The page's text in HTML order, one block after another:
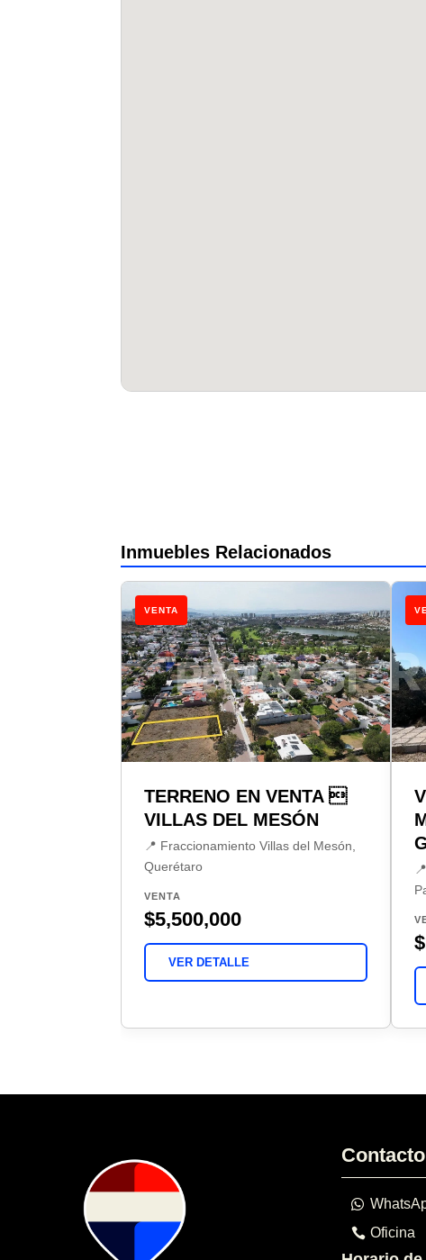
Inmuebles Relacionados
VENTA
TERRENO EN VENTA 
VILLAS DEL MESÓN
📍 Fraccionamiento Villas del Mesón,
Querétaro
VENTA
$5,500,000
VER DETALLE
Contacto
Oficina